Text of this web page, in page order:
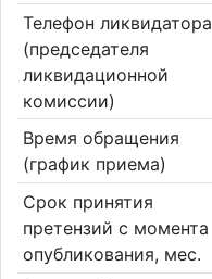
Телефон ликвидатора
(председателя
ликвидационной
комиссии)
Время обращения
(график приема)
Срок принятия
претензий с момента
опубликования, мес.